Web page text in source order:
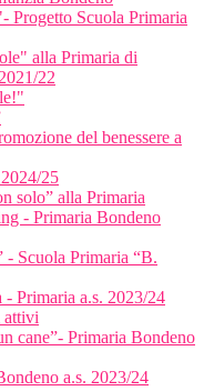
Progetto Scuola Primaria
alla Primaria di
22
del benessere a
25
solo” alla Primaria
- Primaria Bondeno
- Scuola Primaria “B.
Primaria a.s. 2023/24
attivi
cane”- Primaria Bondeno
a.s. 2023/24